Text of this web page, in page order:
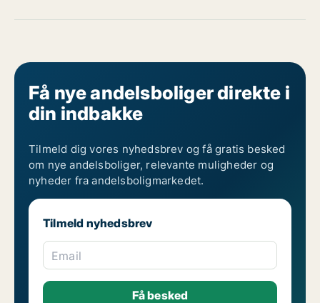
Få nye andelsboliger direkte i
din indbakke
Tilmeld dig vores nyhedsbrev og få gratis besked
om nye andelsboliger, relevante muligheder og
nyheder fra andelsboligmarkedet.
Tilmeld nyhedsbrev
Email